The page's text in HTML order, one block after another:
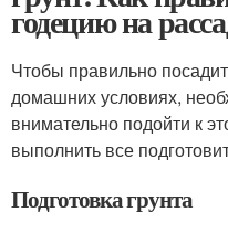
годецию на
Чтобы правильно
домашних условиях,
внимательно подойти к
выполнить все
Подготовка грунта